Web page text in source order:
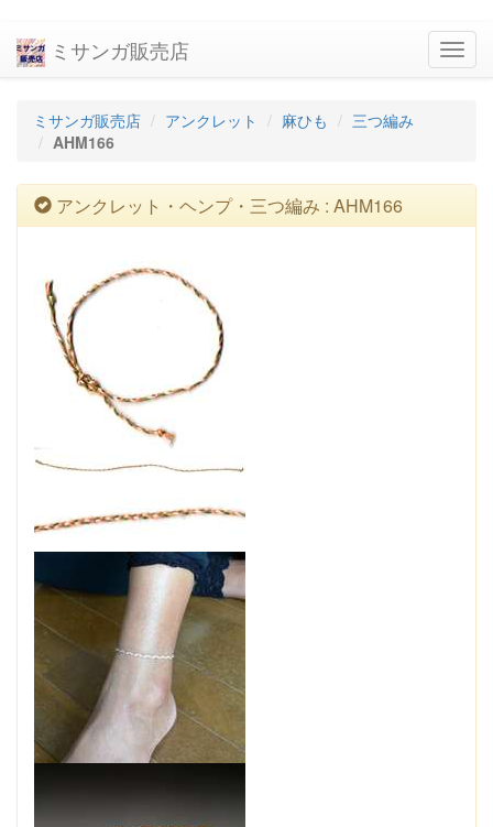
ミサンガ販売店
ミサンガ販売店 アンクレット 麻ひも
三つ編み
AHM166
アンクレット・ヘンプ・三つ編み : AHM166